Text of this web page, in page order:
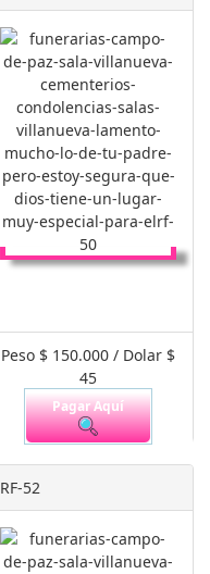
Peso $ 150.000 / Dolar $
45
Pagar Aquí
RF-52